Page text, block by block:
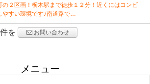
の２区画！栃木駅まで徒歩１２分！近くにはコンビ
やすい環境です♪南道路で…
を お問い合わせ
メニュー